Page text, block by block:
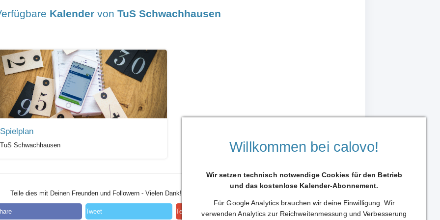
Kalender von TuS Schwachhausen
Spielplan
TuS Schwachhausen
Teile dies mit Deinen Freunden und Followern - Vielen Dank!
Tweet Teilen Weiterleiten
Willkommen bei calovo!
Wir setzen technisch notwendige Cookies für den Betrieb
und das kostenlose Kalender-Abonnement.
Für Google Analytics brauchen wir deine Einwilligung. Wir
verwenden Analytics zur Reichweitenmessung und Verbesserung